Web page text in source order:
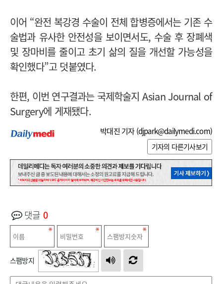
이어 “완전 복강경 수술이 전체 합병증에서는 기존 수
술법과 유사한 안전성을 보이면서도, 수술 후 장폐색
및 장마비를 줄이고 초기 삶의 질을 개선할 가능성을
확인했다”고 덧붙였다.
한편, 이번 연구결과는 국제학술지 Asian Journal of
Surgery에 게재됐다.
박대진 기자 (djpark@dailymedi.com)
기자의 다른기사보기
댓글 0
스팸방지